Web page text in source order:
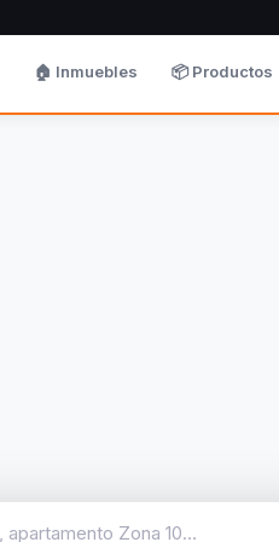
🏠 Inmuebles 📦 Productos